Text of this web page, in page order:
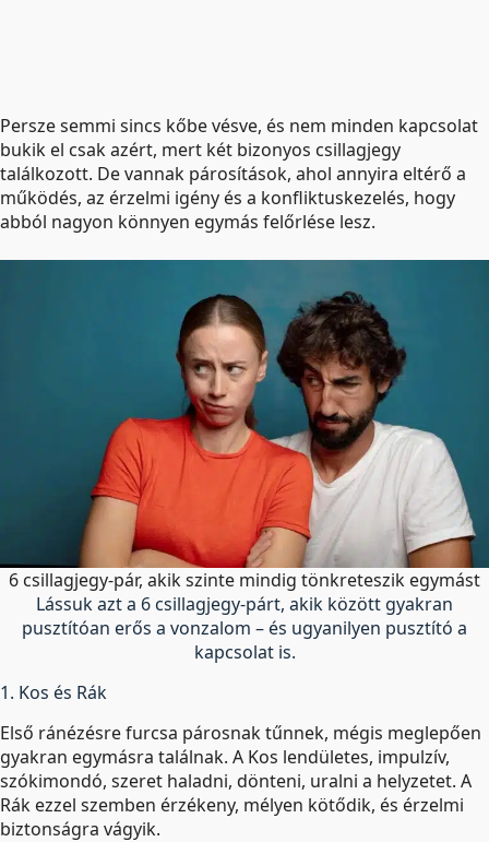
Persze semmi sincs kőbe vésve, és nem minden kapcsolat
bukik el csak azért, mert két bizonyos csillagjegy
találkozott. De vannak párosítások, ahol annyira eltérő a
működés, az érzelmi igény és a konfliktuskezelés, hogy
abból nagyon könnyen egymás felőrlése lesz.
6 csillagjegy-pár, akik szinte mindig tönkreteszik egymást
Lássuk azt a 6 csillagjegy-párt, akik között gyakran
pusztítóan erős a vonzalom – és ugyanilyen pusztító a
kapcsolat is.
1. Kos és Rák
Első ránézésre furcsa párosnak tűnnek, mégis meglepően
gyakran egymásra találnak. A Kos lendületes, impulzív,
szókimondó, szeret haladni, dönteni, uralni a helyzetet. A
Rák ezzel szemben érzékeny, mélyen kötődik, és érzelmi
biztonságra vágyik.